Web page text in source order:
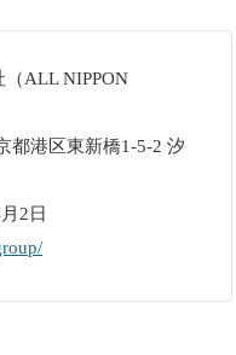
ALL NIPPON
都港区東新橋1-5-2 汐
2日